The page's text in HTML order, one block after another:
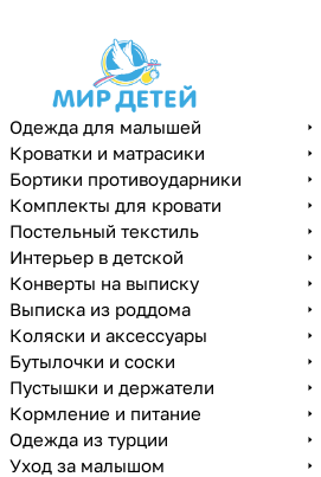
Одежда для малышей
Кроватки и матрасики
Бортики противоударники
Комплекты для кровати
Постельный текстиль
Интерьер в детской
Конверты на выписку
Выписка из роддома
Коляски и аксессуары
Бутылочки и соски
Пустышки и держатели
Кормление и питание
Одежда из турции
Уход за малышом